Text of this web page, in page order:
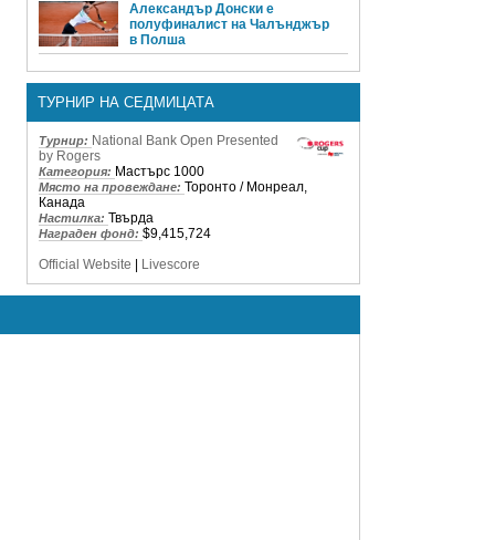
Александър Донски е
полуфиналист на Чалънджър
в Полша
ТУРНИР НА СЕДМИЦАТА
Турнир: National Bank Open Presented
by Rogers
Категория: Мастърс 1000
Място на провеждане: Торонто / Монреал,
Канада
Настилка: Твърда
Награден фонд: $9,415,724
Official Website
Livescore